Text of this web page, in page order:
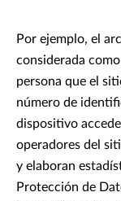
Por ejemplo, el
considerada
persona que el
número de
dispositivo
operadores del
y elaboran
Protección de